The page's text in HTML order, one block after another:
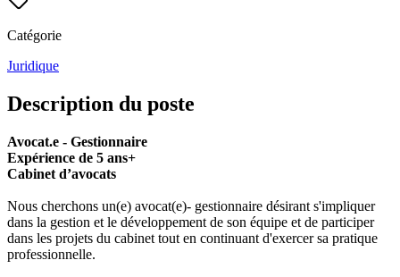
Catégorie
Juridique
Description du poste
Avocat.e - Gestionnaire
Expérience de 5 ans+
Cabinet d’avocats
Nous cherchons un(e) avocat(e)- gestionnaire désirant s'impliquer
dans la gestion et le développement de son équipe et de participer
dans les projets du cabinet tout en continuant d'exercer sa pratique
professionnelle.